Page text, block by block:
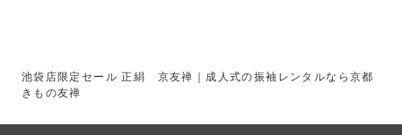
池袋店限定セール 正絹 京友禅｜成人式の振袖レンタルなら京都
きもの友禅